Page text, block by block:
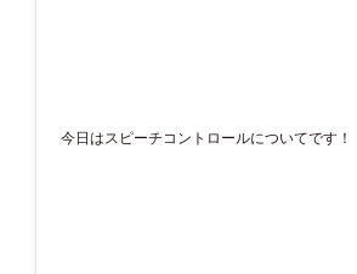
今日はスピーチコントロールについてです！